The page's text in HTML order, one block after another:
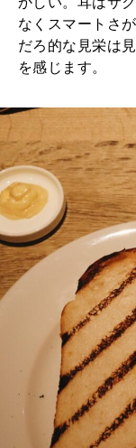
なくスマートさ
だろ的な見栄は
を感じます。